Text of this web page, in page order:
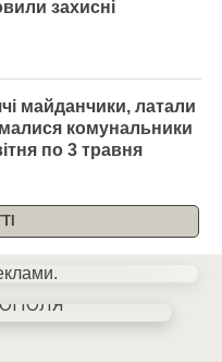
захисні
майданчики, латали
комунальники
по 3 травня